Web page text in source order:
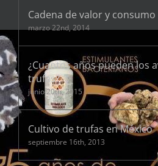
Cadena de valor y
marzo 22nd, 2014
¿Cuantos años pueden los
trufas?
junio 20th, 2015
Cultivo de trufas en México
septiembre 16th, 2013